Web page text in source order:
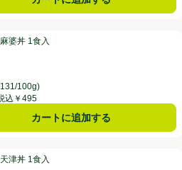
点。
麻婆丼 1食入
100g)
込￥495
カートに追加する
点。
天津丼 1食入